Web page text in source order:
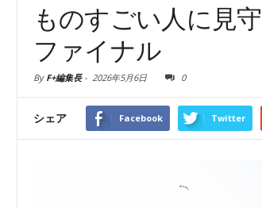
ものすごい人に見
ファイナル
By F+編集長- 2026年5月6日 0
シェア Facebook Twitter